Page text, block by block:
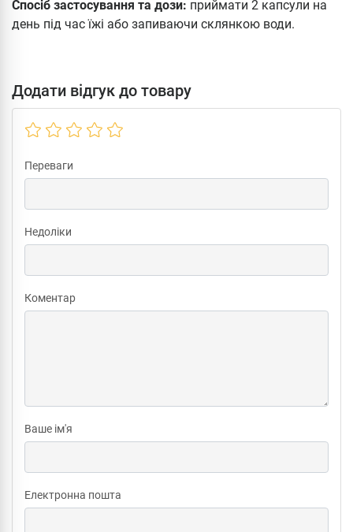
Спосіб застосування та дози: приймати 2 капсули на
день під час їжі або запиваючи склянкою води.
Додати відгук до товару
Переваги
Недоліки
Коментар
Ваше ім'я
Електронна пошта